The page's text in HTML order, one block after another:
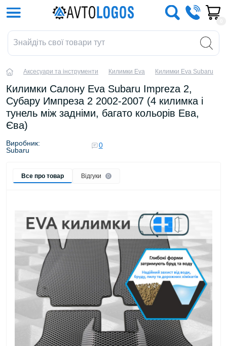
Аксесуари та інструменти Килимки Eva Килимки Eva Subaru
Килимки Салону Eva Subaru Impreza 2,
Субару Импреза 2 2002-2007 (4 килимка і
тунель між задніми, багато кольорів Ева,
Єва)
Виробник:
Subaru
0
Все про товар Відгуки 0